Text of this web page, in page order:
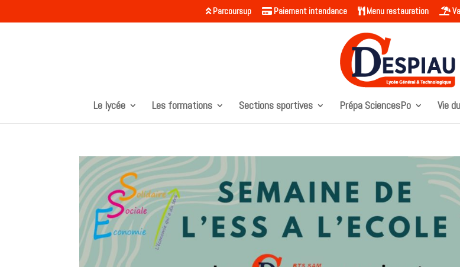
Parcoursup Paiement intendance Menu restauration
Le lycée Les formations Sections sportives Prépa SciencesPo Vie